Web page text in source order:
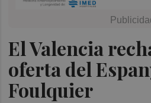
El Valencia
oferta del
Foulquier